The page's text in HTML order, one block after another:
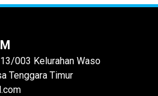
003 Kelurahan Waso
Tenggara Timur